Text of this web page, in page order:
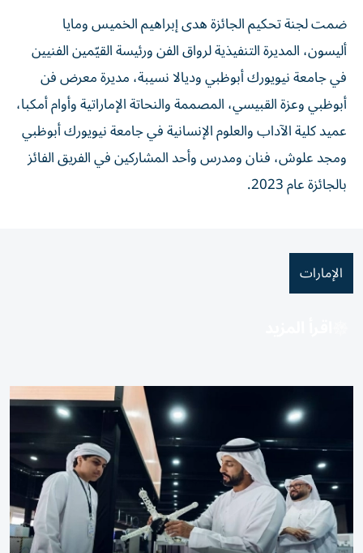
ضمت لجنة تحكيم الجائزة هدى إبراهيم الخميس ومايا
أليسون، المديرة التنفيذية لرواق الفن ورئيسة القيّمين الفنيين
في جامعة نيويورك أبوظبي وديالا نسيبة، مديرة معرض فن
أبوظبي وعزة القبيسي، المصممة والنحاتة الإماراتية وأوام أمكبا،
عميد كلية الآداب والعلوم الإنسانية في جامعة نيويورك أبوظبي
ومجد علوش، فنان ومدرس وأحد المشاركين في الفريق الفائز
بالجائزة عام 2023.
الإمارات